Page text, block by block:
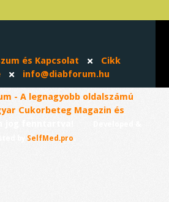
és Kapcsolat
Cikk
info@diabforum.hu
- A legnagyobb oldalszámú
Cukorbeteg Magazin és
SelfMed.pro